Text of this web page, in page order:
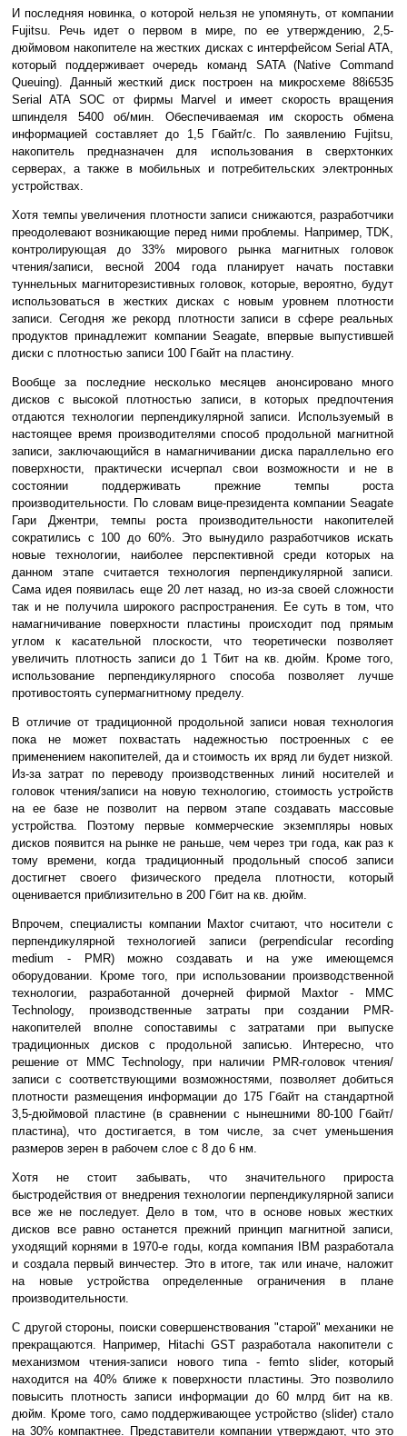
И последняя новинка, о которой нельзя не упомянуть, от компании
Fujitsu. Речь идет о первом в мире, по ее утверждению, 2,5-
дюймовом накопителе на жестких дисках с интерфейсом Serial ATA,
который поддерживает очередь команд SATA (Native Command
Queuing). Данный жесткий диск построен на микросхеме 88i6535
Serial ATA SOC от фирмы Marvel и имеет скорость вращения
шпинделя 5400 об/мин. Обеспечиваемая им скорость обмена
информацией составляет до 1,5 Гбайт/с. По заявлению Fujitsu,
накопитель предназначен для использования в сверхтонких
серверах, а также в мобильных и потребительских электронных
устройствах.
Хотя темпы увеличения плотности записи снижаются, разработчики
преодолевают возникающие перед ними проблемы. Например, TDK,
контролирующая до 33% мирового рынка магнитных головок
чтения/записи, весной 2004 года планирует начать поставки
туннельных магниторезистивных головок, которые, вероятно, будут
использоваться в жестких дисках с новым уровнем плотности
записи. Сегодня же рекорд плотности записи в сфере реальных
продуктов принадлежит компании Seagate, впервые выпустившей
диски с плотностью записи 100 Гбайт на пластину.
Вообще за последние несколько месяцев анонсировано много
дисков с высокой плотностью записи, в которых предпочтения
отдаются технологии перпендикулярной записи. Используемый в
настоящее время производителями способ продольной магнитной
записи, заключающийся в намагничивании диска параллельно его
поверхности, практически исчерпал свои возможности и не в
состоянии поддерживать прежние темпы роста
производительности. По словам вице-президента компании Seagate
Гари Джентри, темпы роста производительности накопителей
сократились с 100 до 60%. Это вынудило разработчиков искать
новые технологии, наиболее перспективной среди которых на
данном этапе считается технология перпендикулярной записи.
Сама идея появилась еще 20 лет назад, но из-за своей сложности
так и не получила широкого распространения. Ее суть в том, что
намагничивание поверхности пластины происходит под прямым
углом к касательной плоскости, что теоретически позволяет
увеличить плотность записи до 1 Тбит на кв. дюйм. Кроме того,
использование перпендикулярного способа позволяет лучше
противостоять супермагнитному пределу.
В отличие от традиционной продольной записи новая технология
пока не может похвастать надежностью построенных с ее
применением накопителей, да и стоимость их вряд ли будет низкой.
Из-за затрат по переводу производственных линий носителей и
головок чтения/записи на новую технологию, стоимость устройств
на ее базе не позволит на первом этапе создавать массовые
устройства. Поэтому первые коммерческие экземпляры новых
дисков появится на рынке не раньше, чем через три года, как раз к
тому времени, когда традиционный продольный способ записи
достигнет своего физического предела плотности, который
оценивается приблизительно в 200 Гбит на кв. дюйм.
Впрочем, специалисты компании Maxtor считают, что носители с
перпендикулярной технологией записи (perpendicular recording
medium - PMR) можно создавать и на уже имеющемся
оборудовании. Кроме того, при использовании производственной
технологии, разработанной дочерней фирмой Maxtor - MMC
Technology, производственные затраты при создании PMR-
накопителей вполне сопоставимы с затратами при выпуске
традиционных дисков с продольной записью. Интересно, что
решение от MMC Technology, при наличии PMR-головок чтения/
записи с соответствующими возможностями, позволяет добиться
плотности размещения информации до 175 Гбайт на стандартной
3,5-дюймовой пластине (в сравнении с нынешними 80-100 Гбайт/
пластина), что достигается, в том числе, за счет уменьшения
размеров зерен в рабочем слое с 8 до 6 нм.
Хотя не стоит забывать, что значительного прироста
быстродействия от внедрения технологии перпендикулярной записи
все же не последует. Дело в том, что в основе новых жестких
дисков все равно останется прежний принцип магнитной записи,
уходящий корнями в 1970-е годы, когда компания IBM разработала
и создала первый винчестер. Это в итоге, так или иначе, наложит
на новые устройства определенные ограничения в плане
производительности.
С другой стороны, поиски совершенствования "старой" механики не
прекращаются. Например, Hitachi GST разработала накопители с
механизмом чтения-записи нового типа - femto slider, который
находится на 40% ближе к поверхности пластины. Это позволило
повысить плотность записи информации до 60 млрд бит на кв.
дюйм. Кроме того, само поддерживающее устройство (slider) стало
на 30% компактнее. Представители компании утверждают, что это